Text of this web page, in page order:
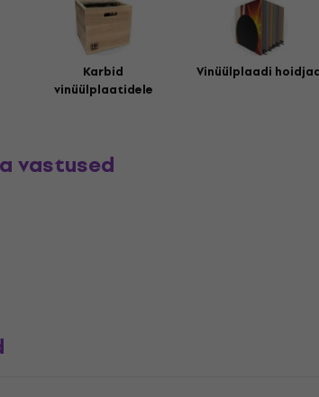
Karbid
vinüülplaatidele
Vinüülplaadi
vastused